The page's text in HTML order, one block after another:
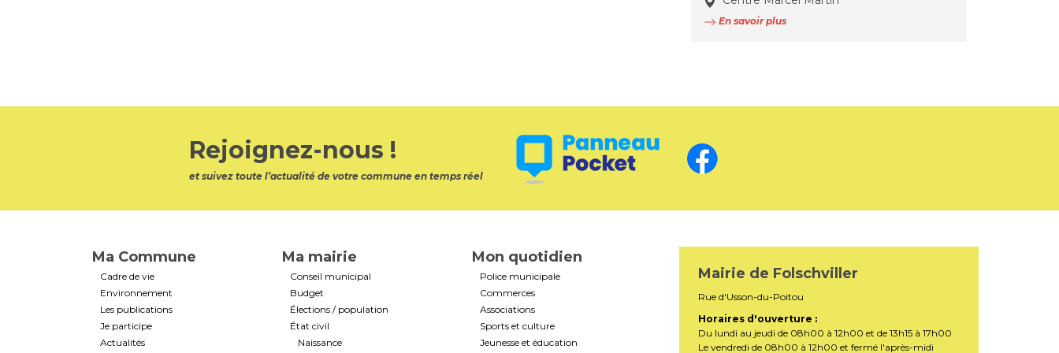
En savoir plus
Rejoignez-nous !
et suivez toute l’actualité de votre commune en temps réel
Ma Commune
Cadre de vie
Environnement
Les publications
Je participe
Actualités
Ma mairie
Conseil municipal
Budget
Élections / population
État civil
Naissance
Mon quotidien
Police municipale
Commerces
Associations
Sports et culture
Jeunesse et éducation
Mairie de Folschviller
Rue d'Usson-du-Poitou
Horaires d'ouverture :
Du lundi au jeudi de 08h00 à 12h00 et de 13h15 à 17h00
Le vendredi de 08h00 à 12h00 et fermé l'après-midi